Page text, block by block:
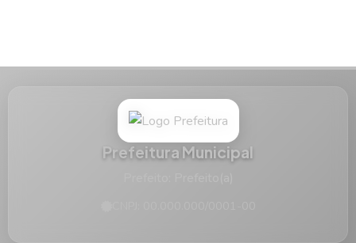
Prefeitura Municipal